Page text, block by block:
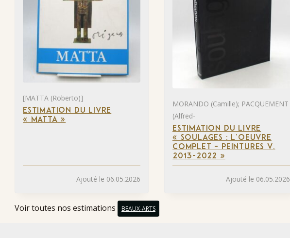
[MATTA (Roberto)]
ESTIMATION DU LIVRE
« MATTA »
Ajouté le 06.05.2026
MORANDO (Camille); PACQUEMENT
(Alfred-
ESTIMATION DU LIVRE
« SOULAGES : L’OEUVRE
COMPLET – PEINTURES V.
2013-2022 »
Ajouté le 06.05.2026
Voir toutes nos estimations BEAUX-ARTS